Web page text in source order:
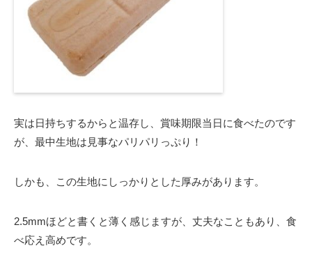
実は日持ちするからと温存し、賞味期限当日に食べたのです
が、最中生地は見事なパリパリっぷり！
しかも、この生地にしっかりとした厚みがあります。
2.5mmほどと書くと薄く感じますが、丈夫なこともあり、食
べ応え高めです。